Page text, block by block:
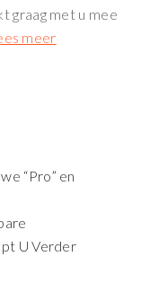
graag met u mee
meer
“Pro” en
U Verder